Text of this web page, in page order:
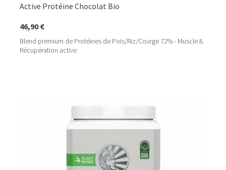
Active Protéine Chocolat Bio
46,90 €
Blend premium de Protéines de Pois/Riz/Courge 72% - Muscle &
Récupération active